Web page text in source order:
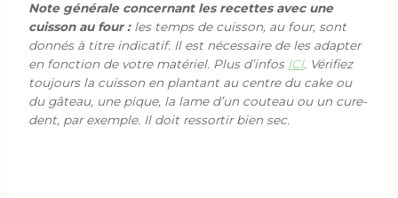
Note générale concernant les recettes avec une
cuisson au four :les temps de cuisson, au four, sont
donnés à titre indicatif. Il est nécessaire de les adapter
en fonction de votre matériel. Plus d’infos ICI. Vérifiez
toujours la cuisson en plantant au centre du cake ou
du gâteau, une pique, la lame d’un couteau ou un cure-
dent, par exemple. Il doit ressortir bien sec.